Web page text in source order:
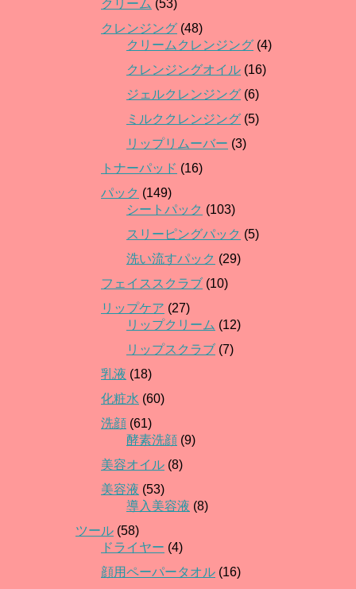
クリーム (53)
クレンジング (48)
クリームクレンジング (4)
クレンジングオイル (16)
ジェルクレンジング (6)
ミルククレンジング (5)
リップリムーバー (3)
トナーパッド (16)
パック (149)
シートパック (103)
スリーピングパック (5)
洗い流すパック (29)
フェイススクラブ (10)
リップケア (27)
リップクリーム (12)
リップスクラブ (7)
乳液 (18)
化粧水 (60)
洗顔 (61)
酵素洗顔 (9)
美容オイル (8)
美容液 (53)
導入美容液 (8)
ツール (58)
ドライヤー (4)
顔用ペーパータオル (16)